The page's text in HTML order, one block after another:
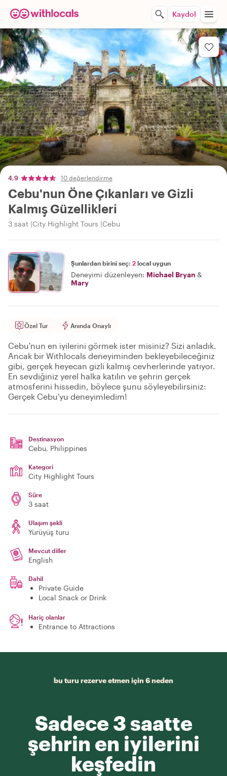
Kaydol
4,9 10 değerlendirme
Cebu'nun Öne Çıkanları ve Gizli
Kalmış Güzellikleri
3 saat City Highlight Tours Cebu
Şunlardan birini seç: 2 local uygun
Deneyimi düzenleyen: Michael Bryan &
Mary
Özel Tur Anında Onaylı
Cebu'nun en iyilerini görmek ister misiniz? Sizi anladık.
Ancak bir Withlocals deneyiminden bekleyebileceğiniz
gibi, gerçek heyecan gizli kalmış cevherlerinde yatıyor.
En sevdiğiniz yerel halka katılın ve şehrin gerçek
atmosferini hissedin, böylece şunu söyleyebilirsiniz:
Gerçek Cebu'yu deneyimledim!
Destinasyon
Cebu, Philippines
Kategori
City Highlight Tours
Süre
3 saat
Ulaşım şekli
Yürüyüş turu
Mevcut diller
English
Dahil
Private Guide
Local Snack or Drink
Hariç olanlar
Entrance to Attractions
bu turu rezerve etmen için 6 neden
Sadece 3 saatte
şehrin en iyilerini
keşfedin